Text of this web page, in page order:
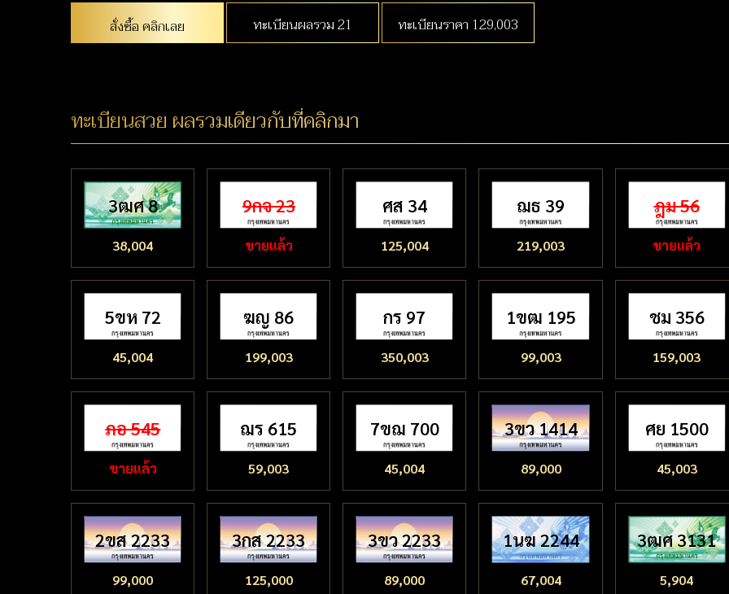
สั่งซื้อ คลิกเลย ทะเบียนผลรวม 21 ทะเบียนราคา 129,003
ทะเบียนสวย ผลรวมเดียวกับที่คลิกมา
3ฒศ 8
38,004
9กจ 23
ขายแล้ว
ศส 34
125,004
ฌธ 39
219,003
ฎม 56
ขายแล้ว
5ขห 72
45,004
ฆญ 86
199,003
กร 97
350,003
1ขฒ 195
99,003
ชม 356
159,003
ภอ 545
ขายแล้ว
ฌร 615
59,003
7ขฌ 700
45,004
3ขว 1414
89,000
ศย 1500
45,003
2ขส 2233
99,000
3กส 2233
125,000
3ขว 2233
89,000
1นฆ 2244
67,004
3ฒศ 3131
5,904